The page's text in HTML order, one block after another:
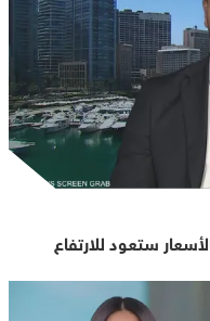
ستعود للارتفاع